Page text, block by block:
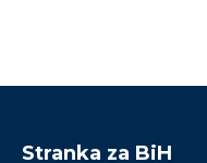
Stranka za BiH